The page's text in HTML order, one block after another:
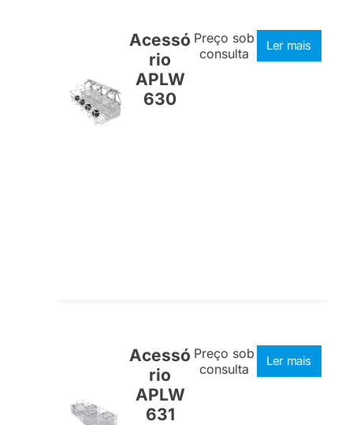
Acessó
rio
APLW
630
Preço sob
consulta
Ler mais
Acessó
rio
APLW
631
Preço sob
consulta
Ler mais